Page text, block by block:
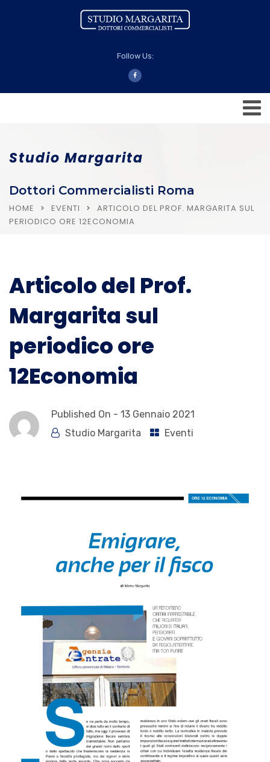
Follow Us:
Studio Margarita
Dottori Commercialisti Roma
HOME EVENTI
ARTICOLO DEL PROF. MARGARITA SUL
PERIODICO ORE 12ECONOMIA
Articolo del Prof.
Margarita sul
periodico ore
12Economia
Published On - 13 Gennaio 2021
Studio Margarita
Eventi